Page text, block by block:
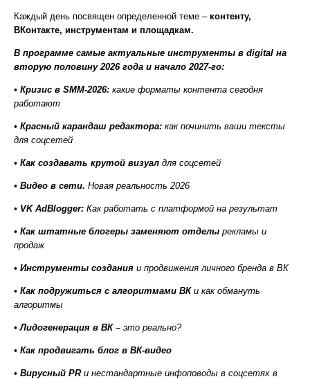
Каждый день посвящен определенной теме – контенту,
ВКонтакте, инструментам и площадкам.
В программе самые актуальные инструменты в digital на
вторую половину 2026 года и начало 2027-го:
• Кризис в SMM-2026: какие форматы контента сегодня
работают
• Красный карандаш редактора: как починить ваши тексты
для соцсетей
• Как создавать крутой визуал для соцсетей
• Видео в сети. Новая реальность 2026
• VK AdBlogger: Как работать с платформой на результат
• Как штатные блогеры заменяют отделы рекламы и
продаж
• Инструменты создания и продвижения личного бренда в ВК
• Как подружиться с алгоритмами ВК и как обмануть
алгоритмы
• Лидогенерация в ВК – это реально?
• Как продвигать блог в ВК-видео
• Вирусный PR и нестандартные инфоповоды в соцсетях в